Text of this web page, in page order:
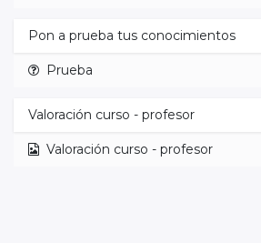
Pon a prueba tus conocimientos
Prueba
Valoración curso - profesor
Valoración curso - profesor